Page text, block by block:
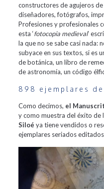
constructores de agujeros
diseñadores, fotógrafos,
Profesiones y profesionales
esta ‘fotocopia medieval’
la que no se sabe casi nada:
subyace en sus textos, si es
de botánica, un libro de
de astronomía, un código
898 ejemplares
Como decimos, el
y como muestra del éxito de
Siloé ya tiene vendidos o
ejemplares seriados